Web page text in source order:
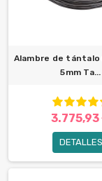
Alambre de tántalo
5mm Ta...
3.775,93
DETALLES